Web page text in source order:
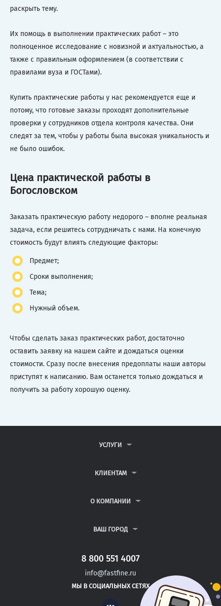
раскрыть тему.
Их помощь в выполнении практических работ – это
полноценное исследование с новизной и актуальностью, а
также с правильным оформлением (в соответствии с
правилами вуза и ГОСТами).
Купить практические работы у нас рекомендуется еще и
потому, что готовые заказы проходят дополнительные
проверки у сотрудников отдела контроля качества. Они
следят за тем, чтобы у работы была высокая уникальность и
не было ошибок.
Цена практической работы в
Богословском
Заказать практическую работу недорого – вполне реальная
задача, если решитесь сотрудничать с нами. На конечную
стоимость будут влиять следующие факторы:
Предмет;
Сроки выполнения;
Тема;
Нужный объем.
Чтобы сделать заказ практических работ, достаточно
оставить заявку на нашем сайте и дождаться оценки
стоимости. Сразу после внесения предоплаты наши авторы
приступят к написанию. Вам останется только дождаться и
получить за работу хорошую оценку.
УСЛУГИ
ДИПЛОМНЫЕ РАБОТЫ
РЕФЕРАТЫ
КЛИЕНТАМ
ВОПРОСЫ И ОТВЕТЫ
ПОЛИТИКА КОНФИДЕНЦИАЛЬНОСТИ
О КОМПАНИИ
КОНТАКТЫ
ВАШ ГОРОД
САНКТ-ПЕТЕРБУРГ
АКБУЛАК
НОВОТРОИЦК
8 800 551 4007
info@fastfine.ru
МЫ В СОЦИАЛЬНЫХ СЕТЯХ